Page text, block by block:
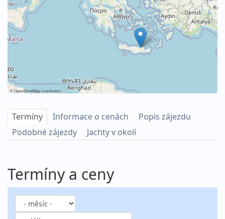
©OpenStreetMapcontributors
Termíny Informace o cenách
Popis zájezdu
Podobné zájezdy
Jachty v okolí
Termíny a ceny